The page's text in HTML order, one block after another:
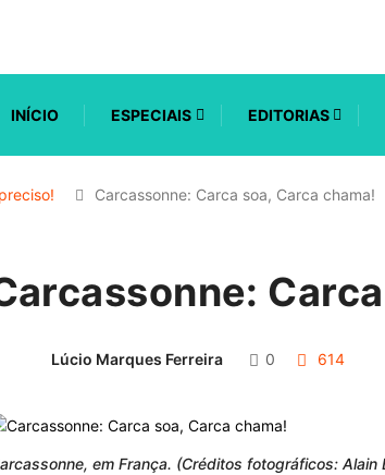
INÍCIO ESPECIAIS EDITORIAS
Carcassonne: Carca soa, Carca chama!
Lúcio Marques Ferreira 0 614
em França. (Créditos fotográficos: Alain